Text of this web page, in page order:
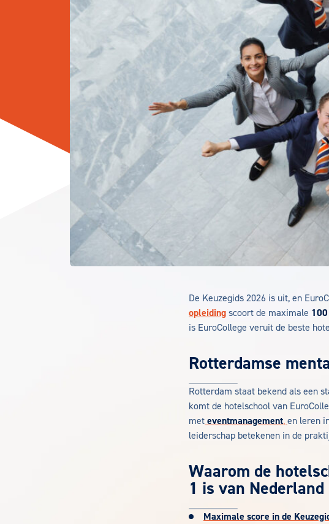
De Keuzegids 2026 is uit, en
opleiding scoort de maximale
is EuroCollege veruit de beste
Rotterdamse
Rotterdam staat bekend als een
komt de hotelschool van
met eventmanagement, en leren
leiderschap betekenen in de
Waarom de
1 is van Nederland
Maximale score in de